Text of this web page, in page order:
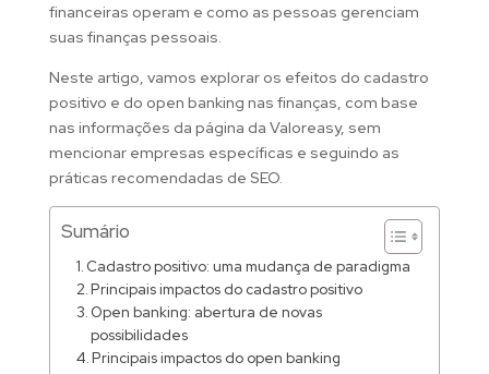
financeiras operam e como as pessoas gerenciam
suas finanças pessoais.
Neste artigo, vamos explorar os efeitos do cadastro
positivo e do open banking nas finanças, com base
nas informações da página da Valoreasy, sem
mencionar empresas específicas e seguindo as
práticas recomendadas de SEO.
Sumário
Cadastro positivo: uma mudança de paradigma
Principais impactos do cadastro positivo
Open banking: abertura de novas
possibilidades
Principais impactos do open banking